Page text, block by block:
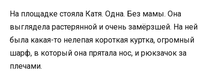
На площадке стояла Катя. Одна. Без мамы. Она
выглядела растерянной и очень замёрзшей. На ней
была какая-то нелепая короткая куртка, огромный
шарф, в который она прятала нос, и рюкзачок за
плечами.